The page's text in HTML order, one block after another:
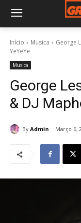
Início Musica
George
YeYeYe
Musica
George
& DJ
By Admin Março 6,